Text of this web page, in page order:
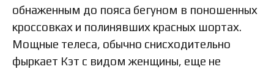
обнаженным до пояса бегуном в поношенных
кроссовках и полинявших красных шортах.
Мощные телеса, обычно снисходительно
фыркает Кэт с видом женщины, еще не